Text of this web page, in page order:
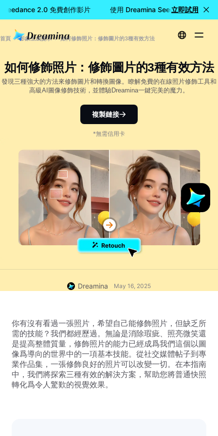
2.0 免費創作影片 使用 Dreamina Seedance 2.0 免
立即試用
首頁 影象生成提示 如何修飾照片：修飾圖片的3種有效方法
如何修飾照片：修飾圖片的3種有效方法
發現三種強大的方法來修飾圖片和轉換圖像。瞭解免費的在線照片修飾工具和
高級AI圖像修飾技術，並體驗Dreamina一鍵完美的魔力。
複製鏈接
*無需信用卡
Dreamina May 16, 2025
你有沒有看過一張照片，希望自己能修飾照片，但缺乏所
需的技能？我們都經歷過。無論是消除瑕疵、照亮微笑還
是提高整體質量，修飾照片的能力已經成爲我們這個以圖
像爲導向的世界中的一項基本技能。從社交媒體帖子到專
業作品集，一張修飾良好的照片可以改變一切。在本指南
中，我們將探索三種有效的解決方案，幫助您將普通快照
轉化爲令人驚歎的視覺效果。